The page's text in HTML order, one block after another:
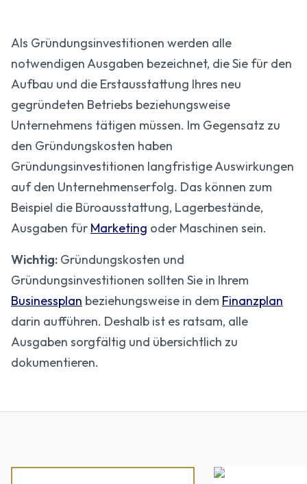
Als Gründungsinvestitionen werden alle
notwendigen Ausgaben bezeichnet, die Sie für den
Aufbau und die Erstausstattung Ihres neu
gegründeten Betriebs beziehungsweise
Unternehmens tätigen müssen. Im Gegensatz zu
den Gründungskosten haben
Gründungsinvestitionen langfristige Auswirkungen
auf den Unternehmenserfolg. Das können zum
Beispiel die Büroausstattung, Lagerbestände,
Ausgaben für Marketing oder Maschinen sein.
Wichtig: Gründungskosten und
Gründungsinvestitionen sollten Sie in Ihrem
Businessplan beziehungsweise in dem Finanzplan
darin aufführen. Deshalb ist es ratsam, alle
Ausgaben sorgfältig und übersichtlich zu
dokumentieren.